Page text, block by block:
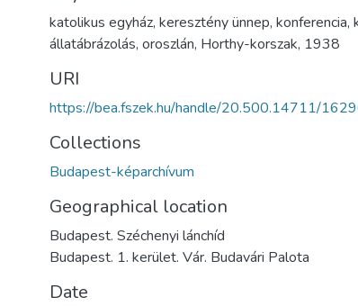
katolikus egyház, keresztény ünnep, konferencia,
állatábrázolás, oroszlán, Horthy-korszak, 1938
URI
https://bea.fszek.hu/handle/20.500.14711/
Collections
Budapest-képarchívum
Geographical location
Budapest. Széchenyi lánchíd
Budapest. 1. kerület. Vár. Budavári Palota
Date